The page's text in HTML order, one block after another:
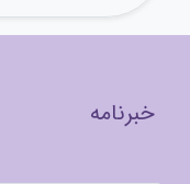
خبرنامه